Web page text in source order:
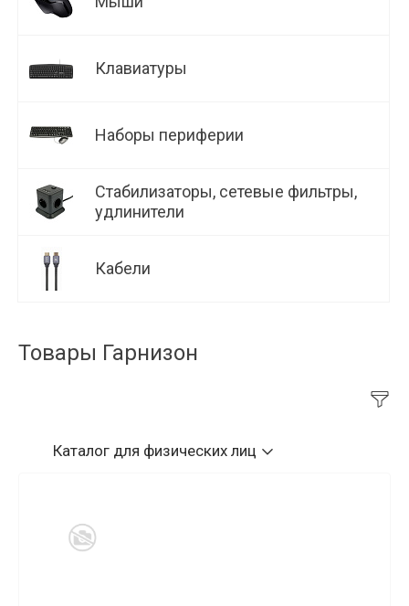
Клавиатуры
Наборы периферии
Стабилизаторы, сетевые фильтры,
удлинители
Кабели
Товары Гарнизон
Каталог для физических лиц